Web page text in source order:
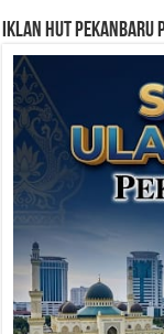
Iklan HUT Pekanbaru